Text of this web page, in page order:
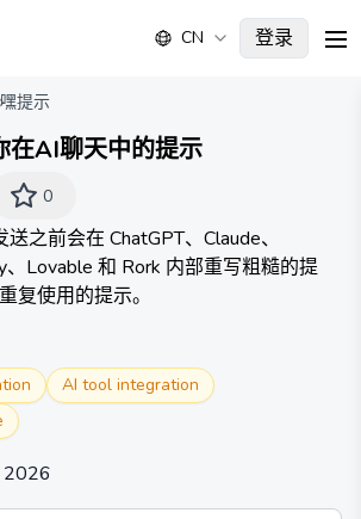
CN 登录
嘿提示
在AI聊天中的提示
0
之前会在 ChatGPT、Claude、
Lovable 和 Rork 内部重写粗糙的提
复使用的提示。
AI tool integration
2026